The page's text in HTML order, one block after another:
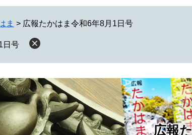
ま > 広報たかはま令和6年8月1日号
日号
広報